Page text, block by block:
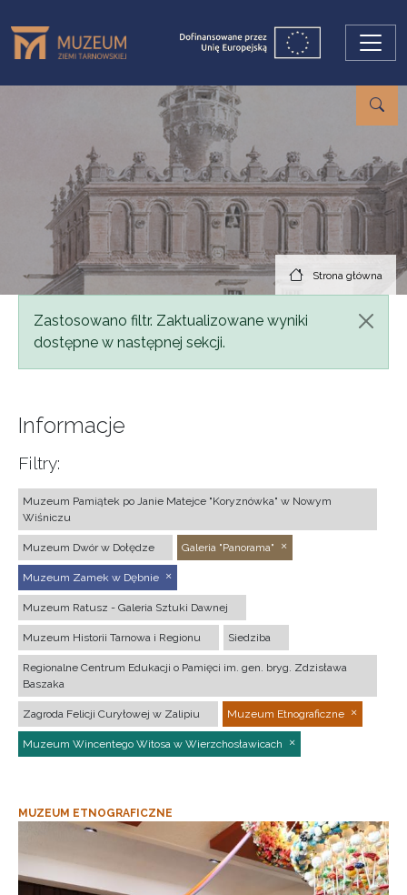
Strona główna
Komunikat
Zastosowano filtr. Zaktualizowane wyniki
dostępne w następnej sekcji.
Informacje
Filtry:
Muzeum Pamiątek po Janie Matejce "Koryznówka" w Nowym
Wiśniczu
Muzeum Dwór w Dołędze Galeria "Panorama"
Muzeum Zamek w Dębnie
Muzeum Ratusz - Galeria Sztuki Dawnej
Muzeum Historii Tarnowa i Regionu Siedziba
Regionalne Centrum Edukacji o Pamięci im. gen. bryg. Zdzisława
Baszaka
Zagroda Felicji Curyłowej w Zalipiu Muzeum Etnograficzne
Muzeum Wincentego Witosa w Wierzchosławicach
MUZEUM ETNOGRAFICZNE